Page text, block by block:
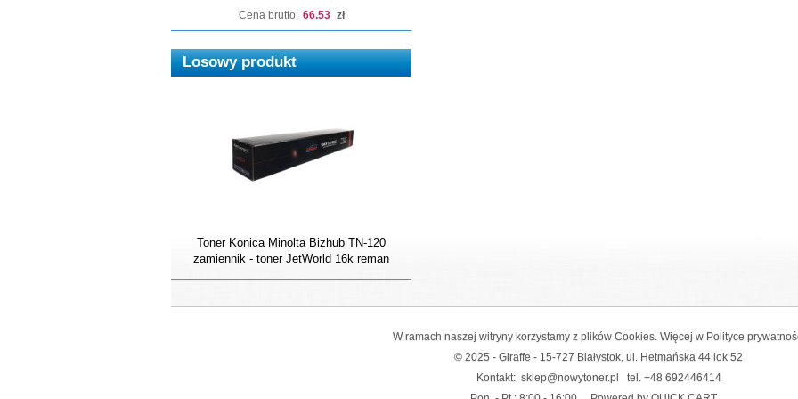
Cena brutto: 66.53 zł
Losowy produkt
Toner Konica Minolta Bizhub TN-120
zamiennik - toner JetWorld 16k reman
W ramach naszej witryny korzystamy z plików Cookies. Więcej w Polityce
© 2025 - Giraffe - 15-727 Białystok, ul. Hetmańska 44 lok 52
Kontakt: sklep@nowytoner.pl tel. +48 692446414